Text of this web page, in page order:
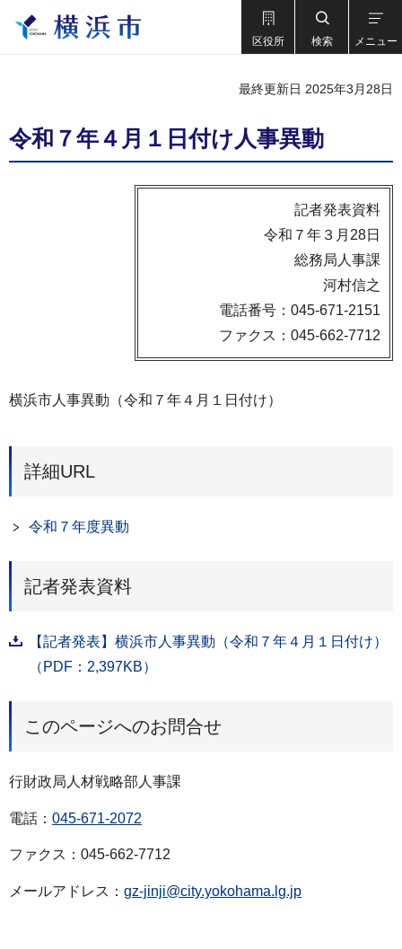
区役所 検索 メニュー
最終更新日 2025年3月28日
令和７年４月１日付け人事異動
記者発表資料
令和７年３月28日
総務局人事課
河村信之
電話番号：045-671-2151
ファクス：045-662-7712
横浜市人事異動（令和７年４月１日付け）
詳細URL
令和７年度異動
記者発表資料
【記者発表】横浜市人事異動（令和７年４月１日付け）
（PDF：2,397KB）
このページへのお問合せ
行財政局人材戦略部人事課
電話： 045-671-2072
ファクス：045-662-7712
メールアドレス： gz-jinji@city.yokohama.lg.jp